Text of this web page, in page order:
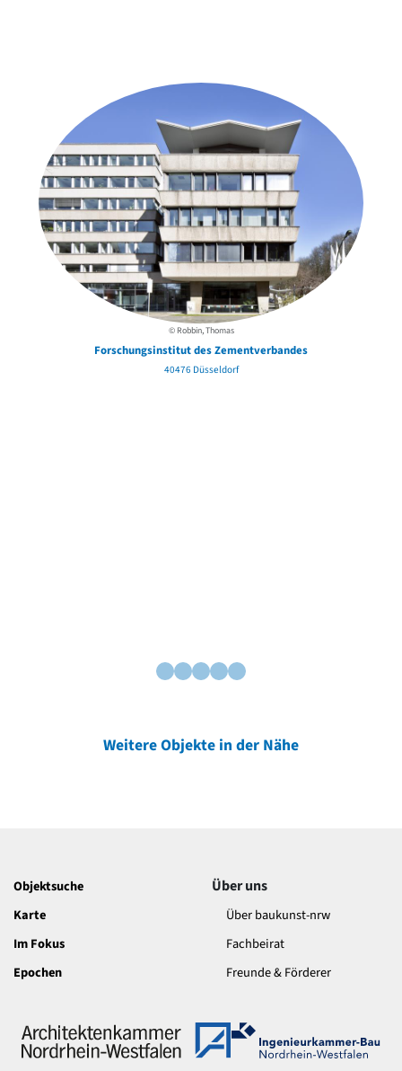
© Robbin, Thomas
Forschungsinstitut des Zementverbandes
40476 Düsseldorf
Weitere Objekte in der Nähe
Objektsuche
Karte
Im Fokus
Epochen
Über uns
Über baukunst-nrw
Fachbeirat
Freunde & Förderer